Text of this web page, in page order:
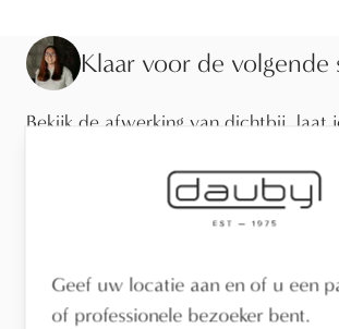
Klaar voor de volgende
Bekijk de afwerking van dichtbij, laat
Bezoek de toonzaal
Geef uw locatie aan en of u een
of professionele bezoeker bent.